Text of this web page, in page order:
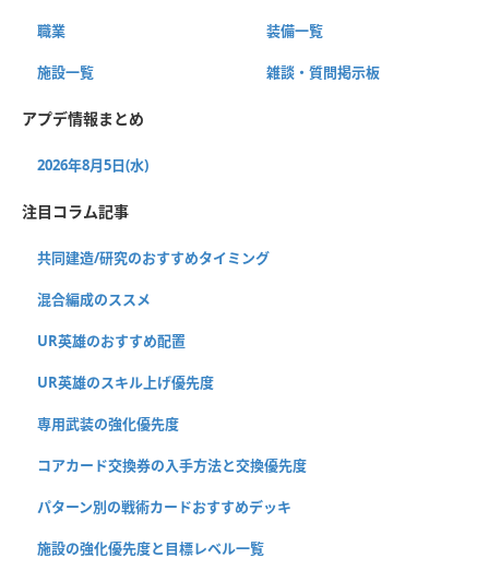
職業 装備一覧
施設一覧 雑談・質問掲示板
アプデ情報まとめ
2026年8月5日(水)
注目コラム記事
共同建造/研究のおすすめタイミング
混合編成のススメ
UR英雄のおすすめ配置
UR英雄のスキル上げ優先度
専用武装の強化優先度
コアカード交換券の入手方法と交換優先度
パターン別の戦術カードおすすめデッキ
施設の強化優先度と目標レベル一覧